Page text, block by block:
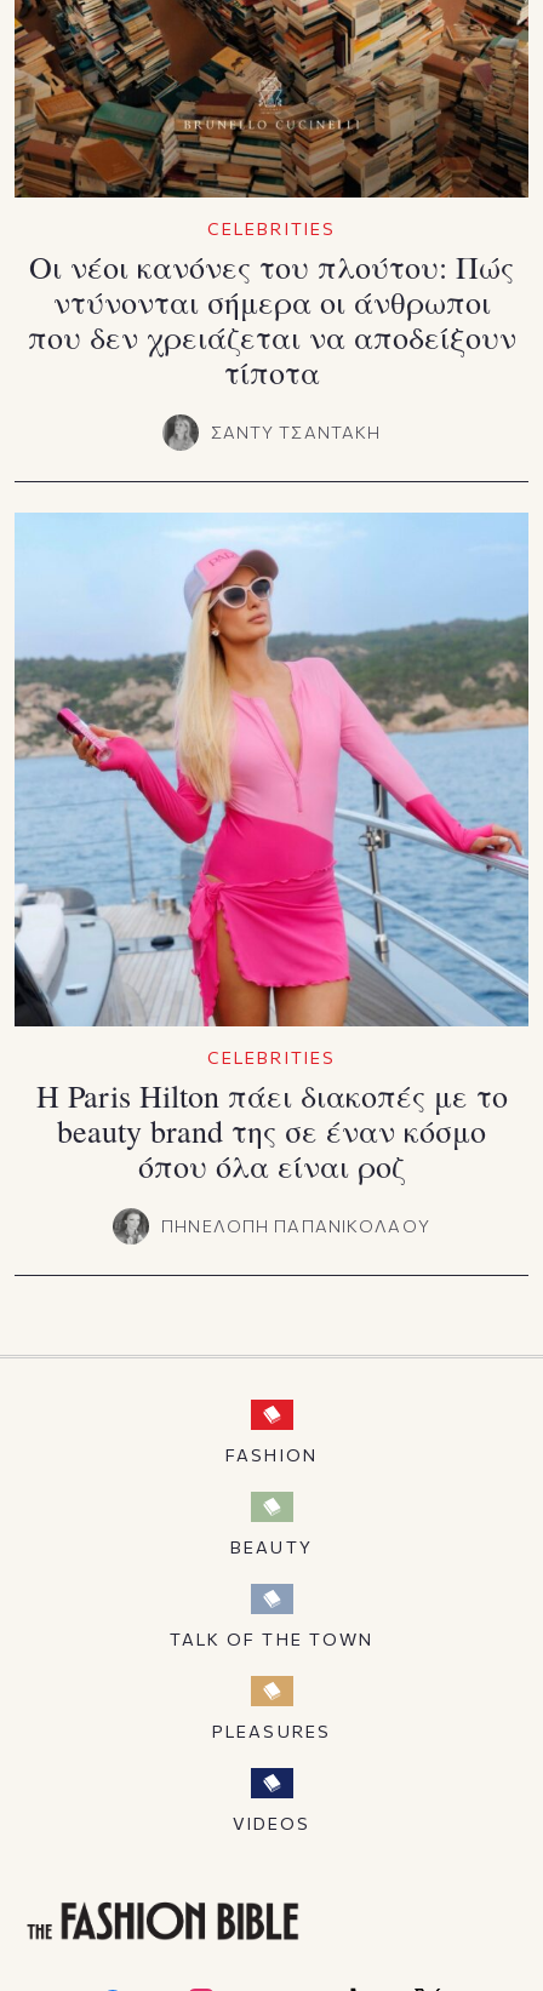
CELEBRITIES
Οι νέοι κανόνες του πλούτου: Πώς
ντύνονται σήμερα οι άνθρωποι
που δεν χρειάζεται να αποδείξουν
τίποτα
ΣΑΝΤΥ ΤΣΑΝΤΑΚΗ
CELEBRITIES
Η Paris Hilton πάει διακοπές με το
beauty brand της σε έναν κόσμο
όπου όλα είναι ροζ
ΠΗΝΕΛΟΠΗ ΠΑΠΑΝΙΚΟΛΑΟΥ
FASHION
BEAUTY
TALK OF THE TOWN
PLEASURES
VIDEOS